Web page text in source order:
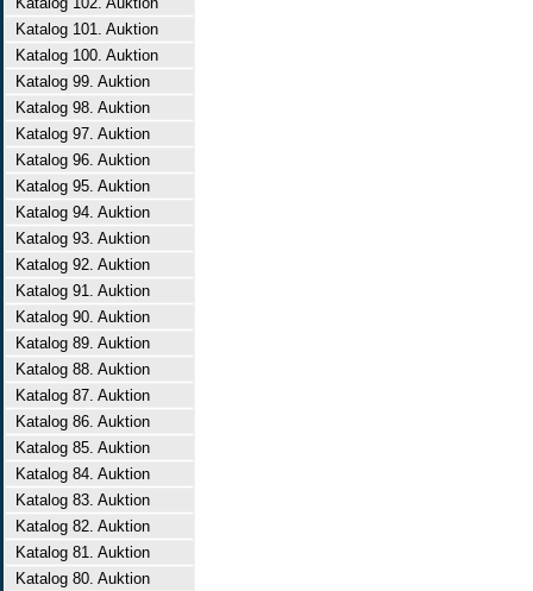
Katalog 101. Auktion
Katalog 100. Auktion
Katalog 99. Auktion
Katalog 98. Auktion
Katalog 97. Auktion
Katalog 96. Auktion
Katalog 95. Auktion
Katalog 94. Auktion
Katalog 93. Auktion
Katalog 92. Auktion
Katalog 91. Auktion
Katalog 90. Auktion
Katalog 89. Auktion
Katalog 88. Auktion
Katalog 87. Auktion
Katalog 86. Auktion
Katalog 85. Auktion
Katalog 84. Auktion
Katalog 83. Auktion
Katalog 82. Auktion
Katalog 81. Auktion
Katalog 80. Auktion